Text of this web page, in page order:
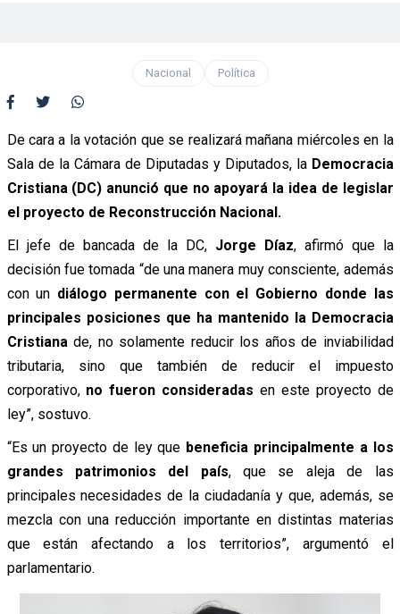
Nacional Política
De cara a la votación que se realizará mañana miércoles en la
Sala de la Cámara de Diputadas y Diputados, la Democracia
Cristiana (DC) anunció que no apoyará la idea de legislar
el proyecto de Reconstrucción Nacional.
El jefe de bancada de la DC, Jorge Díaz, afirmóque la
decisión fue tomada “de una manera muy consciente, además
con un diálogo permanente con el Gobierno donde las
principales posiciones que ha mantenido la Democracia
Cristiana de, no solamente reducir los años de inviabilidad
tributaria, sino que también de reducir el impuesto
corporativo, no fueron consideradas en este proyecto de
ley”, sostuvo.
“Es un proyecto de ley que beneficia principalmente a los
grandes patrimonios del país, que se aleja de las
principales necesidades de la ciudadanía y que, además, se
mezcla con una reducción importante en distintas materias
que están afectando a los territorios”, argumentó el
parlamentario.